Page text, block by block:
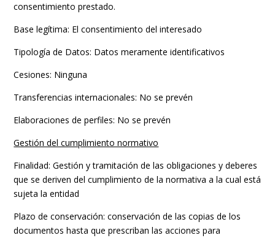
consentimiento prestado.
Base legítima: El consentimiento del interesado
Tipología de Datos: Datos meramente identificativos
Cesiones: Ninguna
Transferencias internacionales: No se prevén
Elaboraciones de perfiles: No se prevén
Gestión del cumplimiento normativo
Finalidad: Gestión y tramitación de las obligaciones y deberes
que se deriven del cumplimiento de la normativa a la cual está
sujeta la entidad
Plazo de conservación: conservación de las copias de los
documentos hasta que prescriban las acciones para